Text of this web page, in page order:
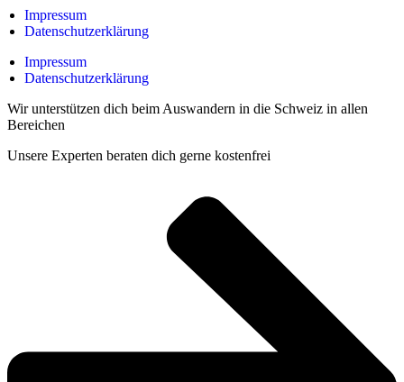
Impressum
Datenschutzerklärung
Impressum
Datenschutzerklärung
Wir unterstützen dich beim Auswandern in die Schweiz in allen
Bereichen
Unsere Experten beraten dich gerne kostenfrei